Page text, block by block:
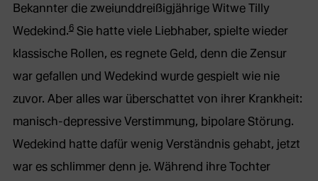
Bekannter die zweiunddreißigjährige Witwe Tilly
Wedekind.6Sie hatte viele Liebhaber, spielte wieder
klassische Rollen, es regnete Geld, denn die Zensur
war gefallen und Wedekind wurde gespielt wie nie
zuvor. Aber alles war überschattet von ihrer Krankheit:
manisch-depressive Verstimmung, bipolare Störung.
Wedekind hatte dafür wenig Verständnis gehabt, jetzt
war es schlimmer denn je. Während ihre Tochter